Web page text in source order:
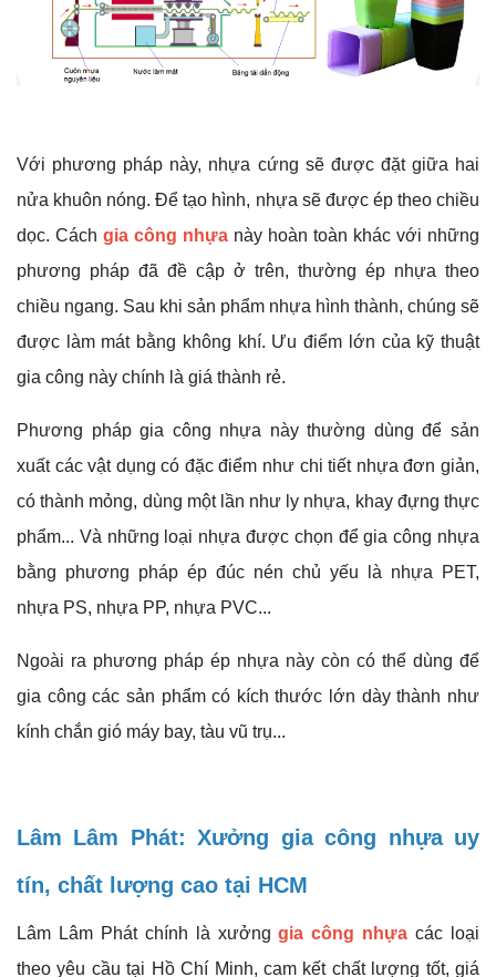
Với phương pháp này, nhựa cứng sẽ được đặt giữa hai
nửa khuôn nóng. Để tạo hình, nhựa sẽ được ép theo chiều
dọc. Cách gia công nhựa này hoàn toàn khác với những
phương pháp đã đề cập ở trên, thường ép nhựa theo
chiều ngang. Sau khi sản phẩm nhựa hình thành, chúng sẽ
được làm mát bằng không khí. Ưu điểm lớn của kỹ thuật
gia công này chính là giá thành rẻ.
Phương pháp gia công nhựa này thường dùng để sản
xuất các vật dụng có đặc điểm như chi tiết nhựa đơn giản,
có thành mỏng, dùng một lần như ly nhựa, khay đựng thực
phẩm... Và những loại nhựa được chọn để gia công nhựa
bằng phương pháp ép đúc nén chủ yếu là nhựa PET,
nhựa PS, nhựa PP, nhựa PVC...
Ngoài ra phương pháp ép nhựa này còn có thể dùng để
gia công các sản phẩm có kích thước lớn dày thành như
kính chắn gió máy bay, tàu vũ trụ...
Lâm Lâm Phát: Xưởng gia công nhựa uy
tín, chất lượng cao tại HCM
Lâm Lâm Phát chính là xưởnggia công nhựa các loại
theo yêu cầu tại Hồ Chí Minh, cam kết chất lượng tốt, giá